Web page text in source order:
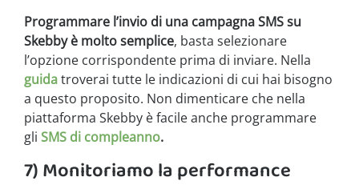
Programmare l’invio di una campagna SMS su
Skebby è molto semplice, basta selezionare
l’opzione corrispondente prima di inviare. Nella
guidatroverai tutte le indicazioni di cui hai bisogno
a questo proposito. Non dimenticare che nella
piattaforma Skebby è facile anche programmare
gli SMS di compleanno.
7) Monitoriamo la performance